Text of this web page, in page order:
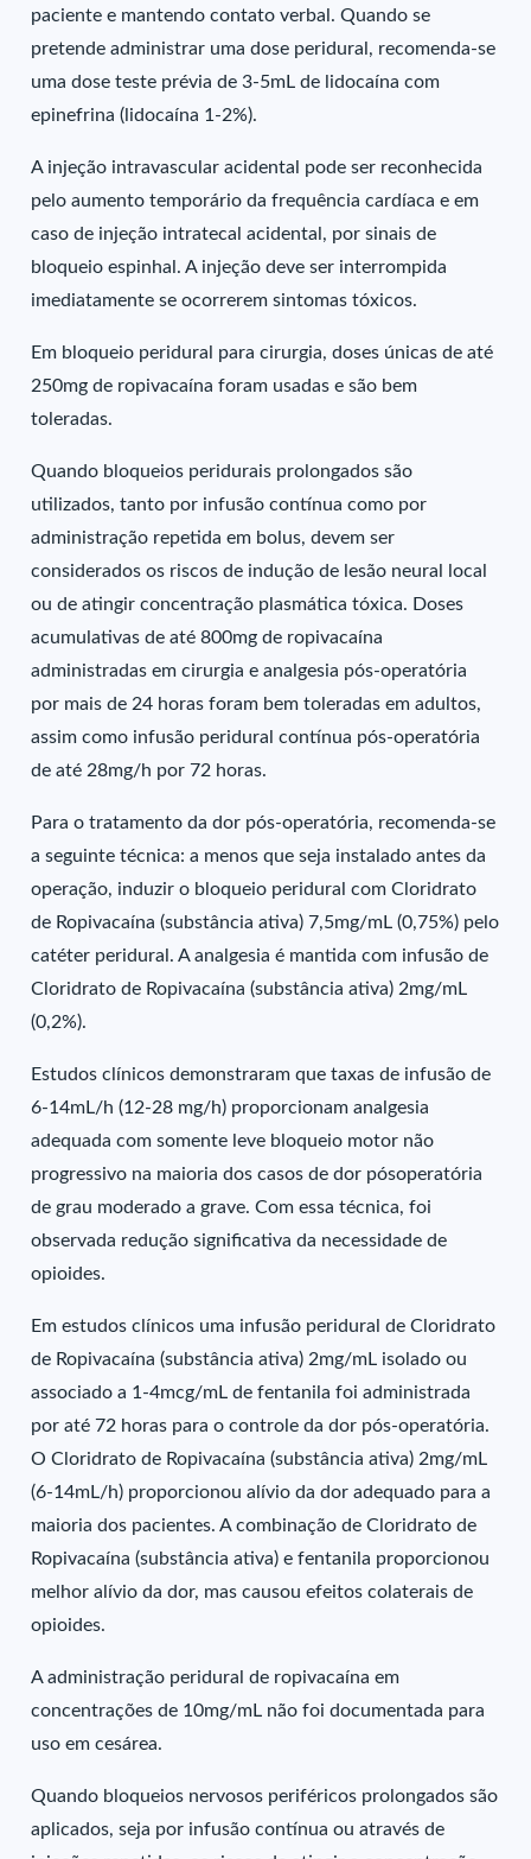
paciente e mantendo contato verbal. Quando se
pretende administrar uma dose peridural, recomenda-se
uma dose teste prévia de 3-5mL de lidocaína com
epinefrina (lidocaína 1-2%).
A injeção intravascular acidental pode ser reconhecida
pelo aumento temporário da frequência cardíaca e em
caso de injeção intratecal acidental, por sinais de
bloqueio espinhal. A injeção deve ser interrompida
imediatamente se ocorrerem sintomas tóxicos.
Em bloqueio peridural para cirurgia, doses únicas de até
250mg de ropivacaína foram usadas e são bem
toleradas.
Quando bloqueios peridurais prolongados são
utilizados, tanto por infusão contínua como por
administração repetida em bolus, devem ser
considerados os riscos de indução de lesão neural local
ou de atingir concentração plasmática tóxica. Doses
acumulativas de até 800mg de ropivacaína
administradas em cirurgia e analgesia pós-operatória
por mais de 24 horas foram bem toleradas em adultos,
assim como infusão peridural contínua pós-operatória
de até 28mg/h por 72 horas.
Para o tratamento da dor pós-operatória, recomenda-se
a seguinte técnica: a menos que seja instalado antes da
operação, induzir o bloqueio peridural com Cloridrato
de Ropivacaína (substância ativa) 7,5mg/mL (0,75%) pelo
catéter peridural. A analgesia é mantida com infusão de
Cloridrato de Ropivacaína (substância ativa) 2mg/mL
(0,2%).
Estudos clínicos demonstraram que taxas de infusão de
6-14mL/h (12-28 mg/h) proporcionam analgesia
adequada com somente leve bloqueio motor não
progressivo na maioria dos casos de dor pósoperatória
de grau moderado a grave. Com essa técnica, foi
observada redução significativa da necessidade de
opioides.
Em estudos clínicos uma infusão peridural de Cloridrato
de Ropivacaína (substância ativa) 2mg/mL isolado ou
associado a 1-4mcg/mL de fentanila foi administrada
por até 72 horas para o controle da dor pós-operatória.
O Cloridrato de Ropivacaína (substância ativa) 2mg/mL
(6-14mL/h) proporcionou alívio da dor adequado para a
maioria dos pacientes. A combinação de Cloridrato de
Ropivacaína (substância ativa) e fentanila proporcionou
melhor alívio da dor, mas causou efeitos colaterais de
opioides.
A administração peridural de ropivacaína em
concentrações de 10mg/mL não foi documentada para
uso em cesárea.
Quando bloqueios nervosos periféricos prolongados são
aplicados, seja por infusão contínua ou através de